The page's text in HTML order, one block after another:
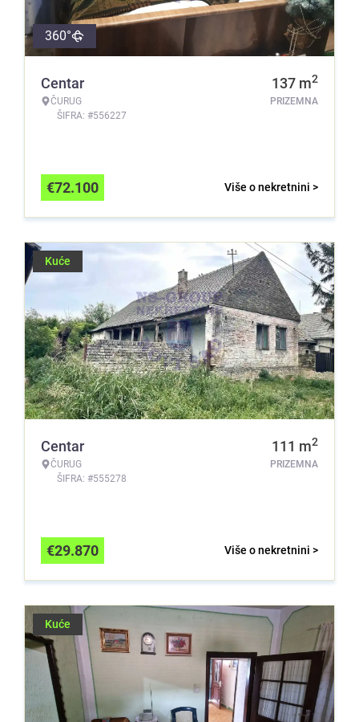
360°
Centar
ČURUG
ŠIFRA: #556227
137 m2
PRIZEMNA
Više o nekretnini >
€72.100
Kuće
Centar
ČURUG
ŠIFRA: #555278
111 m2
PRIZEMNA
Više o nekretnini >
€29.870
Kuće